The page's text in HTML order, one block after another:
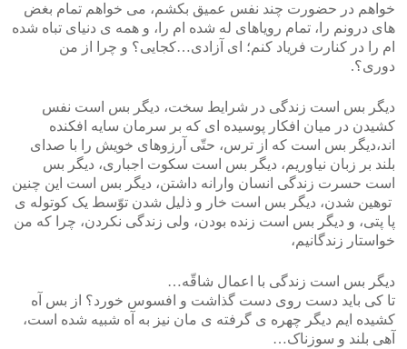
خواهم در حضورت چند نفس عمیق بکشم، می خواهم تمام بغض
های درونم را، تمام رویاهای له شده ام را، و همه ی دنیای تباه شده
ام را در کنارت فریاد کنم؛ ای آزادی…کجایی؟ و چرا از من
دوری؟.
دیگر بس است زندگی در شرایط سخت، دیگر بس است نفس
کشیدن در میان افکار پوسیده ای که بر سرمان سایه افکنده
اند،دیگر بس است که از ترس، حتّی آرزوهای خویش را با صدای
بلند بر زبان نیاوریم، دیگر بس است سکوت اجباری، دیگر بس
است حسرت زندگی انسان وارانه داشتن، دیگر بس است این چنین
توهین شدن، دیگر بس است خار و ذلیل شدن توّسط یک کوتوله ی
پا پتی، و دیگر بس است زنده بودن، ولی زندگی نکردن، چرا که من
خواستار زندگانیم،
دیگر بس است زندگی با اعمال شاقّه…
تا کی باید دست روی دست گذاشت و افسوس خورد؟ از بس آه
کشیده ایم دیگر چهره ی گرفته ی مان نیز به آه شبیه شده است،
آهی بلند و سوزناک…